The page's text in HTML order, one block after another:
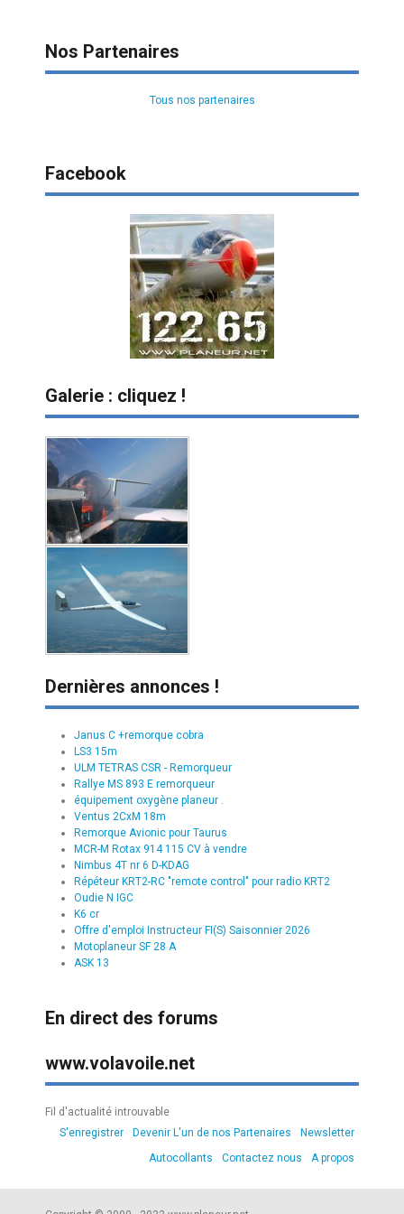
Nos Partenaires
Tous nos partenaires
Facebook
Galerie : cliquez !
Dernières annonces !
Janus C +remorque cobra
LS3 15m
ULM TETRAS CSR - Remorqueur
Rallye MS 893 E remorqueur
équipement oxygène planeur .
Ventus 2CxM 18m
Remorque Avionic pour Taurus
MCR-M Rotax 914 115 CV à vendre
Nimbus 4T nr 6 D-KDAG
Répéteur KRT2-RC "remote control" pour radio KRT2
Oudie N IGC
K6 cr
Offre d'emploi Instructeur FI(S) Saisonnier 2026
Motoplaneur SF 28 A
ASK 13
En direct des forums
www.volavoile.net
Fil d'actualité introuvable
S'enregistrer
Devenir L'un de nos Partenaires
Newsletter
Autocollants
Contactez nous A propos